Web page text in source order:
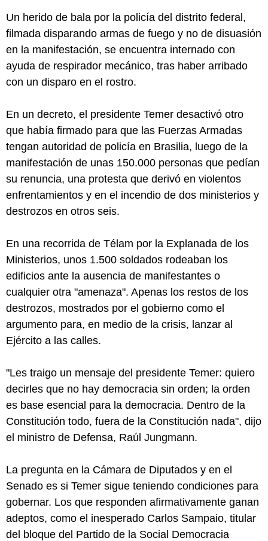
Un herido de bala por la policía del distrito federal,
filmada disparando armas de fuego y no de disuasión
en la manifestación, se encuentra internado con
ayuda de respirador mecánico, tras haber arribado
con un disparo en el rostro.
En un decreto, el presidente Temer desactivó otro
que había firmado para que las Fuerzas Armadas
tengan autoridad de policía en Brasilia, luego de la
manifestación de unas 150.000 personas que pedían
su renuncia, una protesta que derivó en violentos
enfrentamientos y en el incendio de dos ministerios y
destrozos en otros seis.
En una recorrida de Télam por la Explanada de los
Ministerios, unos 1.500 soldados rodeaban los
edificios ante la ausencia de manifestantes o
cualquier otra "amenaza". Apenas los restos de los
destrozos, mostrados por el gobierno como el
argumento para, en medio de la crisis, lanzar al
Ejército a las calles.
"Les traigo un mensaje del presidente Temer: quiero
decirles que no hay democracia sin orden; la orden
es base esencial para la democracia. Dentro de la
Constitución todo, fuera de la Constitución nada", dijo
el ministro de Defensa, Raúl Jungmann.
La pregunta en la Cámara de Diputados y en el
Senado es si Temer sigue teniendo condiciones para
gobernar. Los que responden afirmativamente ganan
adeptos, como el inesperado Carlos Sampaio, titular
del bloque del Partido de la Social Democracia